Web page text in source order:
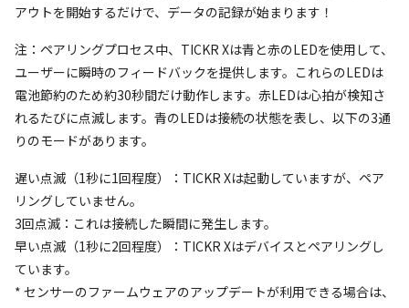
アウトを開始するだけで、データの記録が始まります！
注：ペアリングプロセス中、TICKR Xは青と赤のLEDを使用して、
ユーザーに瞬時のフィードバックを提供します。これらのLEDは
電池節約のため約30秒間だけ動作します。赤LEDは心拍が検知さ
れるたびに点滅します。青のLEDは接続の状態を表し、以下の3通
りのモードがあります。
遅い点滅（1秒に1回程度）：TICKR Xは起動していますが、ペア
リングしていません。
3回点滅：これは接続した瞬間に発生します。
早い点滅（1秒に2回程度）：TICKR Xはデバイスとペアリングし
ています。
* センサーのファームウェアのアップデートが利用できる場合は、